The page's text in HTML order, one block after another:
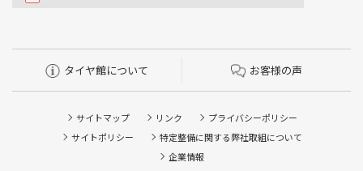
タイヤ館について お客様の声
サイトマップ リンク
プライバシーポリシー
サイトポリシー
特定整備に関する弊社取組について
企業情報